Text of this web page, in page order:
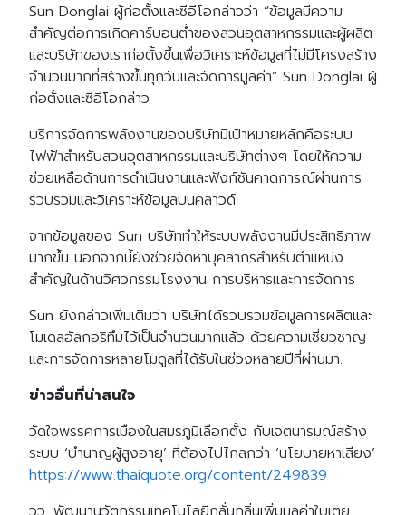
Sun Donglai ผู้ก่อตั้งและซีอีโอกล่าวว่า “ข้อมูลมีความ
สำคัญต่อการเกิดคาร์บอนต่ำของสวนอุตสาหกรรมและผู้ผลิต
และบริษัทของเราก่อตั้งขึ้นเพื่อวิเคราะห์ข้อมูลที่ไม่มีโครงสร้าง
จำนวนมากที่สร้างขึ้นทุกวันและจัดการมูลค่า” Sun Donglai ผู้
ก่อตั้งและซีอีโอกล่าว
บริการจัดการพลังงานของบริษัทมีเป้าหมายหลักคือระบบ
ไฟฟ้าสำหรับสวนอุตสาหกรรมและบริษัทต่างๆ โดยให้ความ
ช่วยเหลือด้านการดำเนินงานและฟังก์ชันคาดการณ์ผ่านการ
รวบรวมและวิเคราะห์ข้อมูลบนคลาวด์
จากข้อมูลของ Sun บริษัททำให้ระบบพลังงานมีประสิทธิภาพ
มากขึ้น นอกจากนี้ยังช่วยจัดหาบุคลากรสำหรับตำแหน่ง
สำคัญในด้านวิศวกรรมโรงงาน การบริหารและการจัดการ
Sun ยังกล่าวเพิ่มเติมว่า บริษัทได้รวบรวมข้อมูลการผลิตและ
โมเดลอัลกอริทึมไว้เป็นจำนวนมากแล้ว ด้วยความเชี่ยวชาญ
และการจัดการหลายโมดูลที่ได้รับในช่วงหลายปีที่ผ่านมา.
ข่าวอื่นที่น่าสนใจ
วัดใจพรรคการเมืองในสมรภูมิเลือกตั้ง กับเจตนารมณ์สร้าง
ระบบ ‘บำนาญผู้สูงอายุ’ ที่ต้องไปไกลกว่า ‘นโยบายหาเสียง’
https://www.thaiquote.org/content/249839